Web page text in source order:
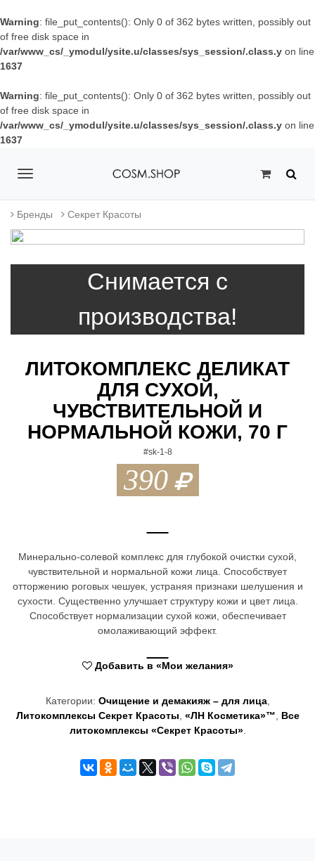
Warning: file_put_contents(): Only 0 of 362 bytes written, possibly out
of free disk space in
/var/www_cs/_ymodul/ysite.u/classes/sys_session/.class.y on line
1637
Warning: file_put_contents(): Only 0 of 362 bytes written, possibly out
of free disk space in
/var/www_cs/_ymodul/ysite.u/classes/sys_session/.class.y on line
1637
T
o
g
v
g
Бренды Секрет Красоты
Снимается с
производства!
ЛИТОКОМПЛЕКС ДЕЛИКАТ
ДЛЯ СУХОЙ,
ЧУВСТВИТЕЛЬНОЙ И
НОРМАЛЬНОЙ КОЖИ, 70 Г
#sk-1-8
390
Минерально-солевой комплекс для глубокой очистки сухой,
чувствительной и нормальной кожи лица. Способствует
отторжению роговых чешуек, устраняя признаки шелушения и
сухости. Существенно улучшает структуру кожи и цвет лица.
Способствует нормализации сухой кожи, обеспечивает
омолаживающий эффект.
Добавить в «Мои желания»
Категории: Очищение и демакияж – для лица,
Литокомплексы Секрет Красоты «ЛН Косметика»™
Все
литокомплексы «Секрет Красоты».